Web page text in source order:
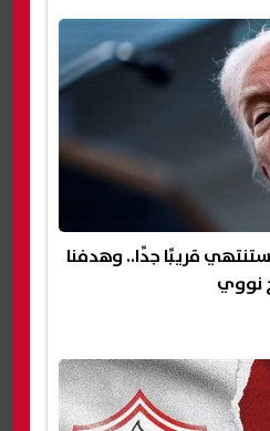
قريبًا جدًا.. وهدفنا
نووي